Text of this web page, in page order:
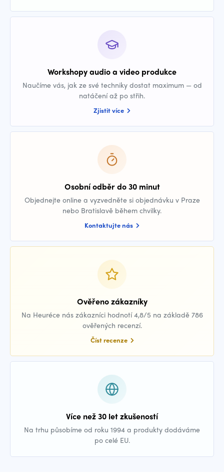
Workshopy audio a video produkce
Naučíme vás, jak ze své techniky dostat maximum — od
natáčení až po střih.
Zjistit více
Osobní odběr do 30 minut
Objednejte online a vyzvedněte si objednávku v Praze
nebo Bratislavě během chvilky.
Kontaktujte nás
Ověřeno zákazníky
Na Heuréce nás zákazníci hodnotí 4,8/5 na základě 786
ověřených recenzí.
Číst recenze
Více než 30 let zkušeností
Na trhu působíme od roku 1994 a produkty dodáváme
po celé EU.